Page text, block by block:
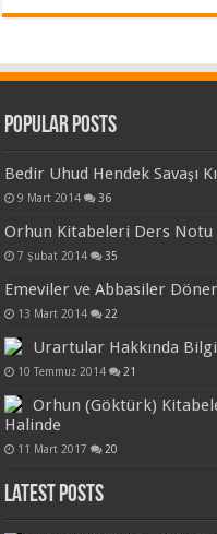
Popular Posts
Bedir Uhud Hendek Savaşı
9 Mart 2014 36
Orhun Kitabeleri Ders Notu
7 Şubat 2014 35
Emeviler ve Abbasiler
13 Mart 2014 22
Urartular Hakkında
10 Temmuz 2014 21
Orhun (Göktürk)
Halinde
11 Mart 2017 20
Latest Posts